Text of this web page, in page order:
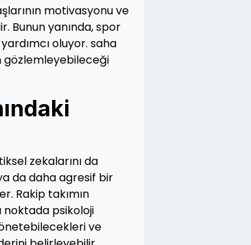
motivasyonu ve
Bunun yanında, spor
oluyor. saha
gözlemleyebileceği
zekalarını da
da daha agresif bir
Rakip takımın
noktada psikoloji
ve